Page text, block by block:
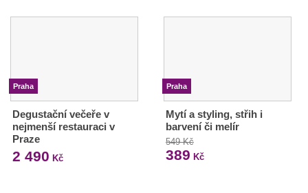
Praha
Degustační večeře v
nejmenší restauraci v
Praze
2 490 Kč
Praha
Mytí a styling, střih i
barvení či melír
549 Kč
389 Kč